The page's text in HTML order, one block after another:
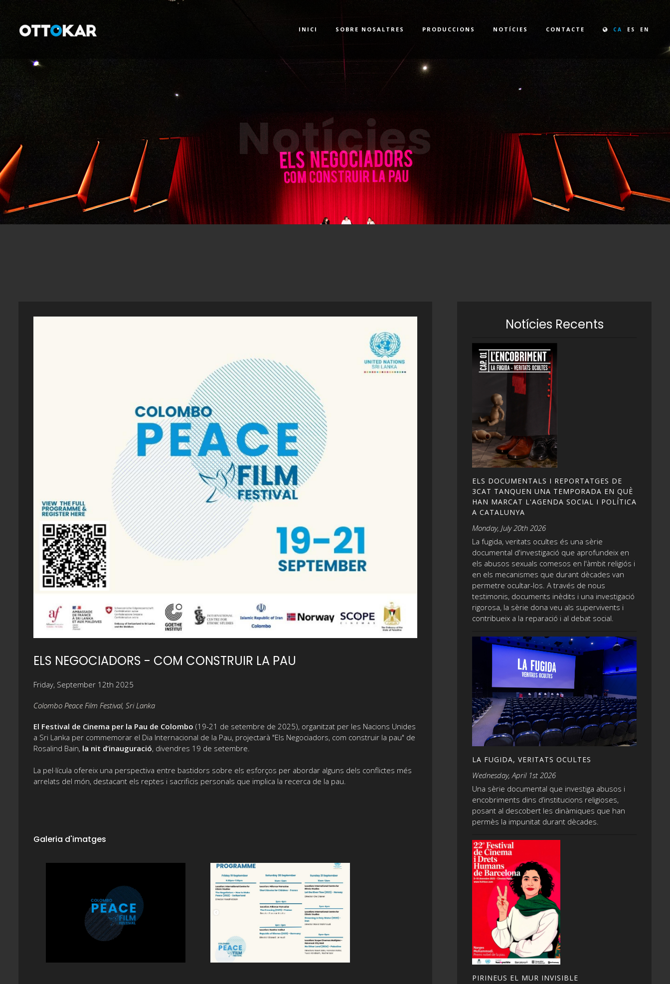
INICI SOBRE NOSALTRES PRODUCCIONS NOTÍCIES CONTACTE CA ES EN
Notícies
ELS NEGOCIADORS - COM CONSTRUIR LA PAU
Friday, September 12th 2025
Colombo Peace Film Festival, Sri Lanka
El Festival de Cinema per la Pau de Colombo (19-21 de setembre de 2025), organitzat per les Nacions Unides
a Sri Lanka per commemorar el Dia Internacional de la Pau, projectarà "Els Negociadors, com construir la pau" de
Rosalind Bain, la nit d’inauguració, divendres 19 de setembre.
La pel·lícula ofereix una perspectiva entre bastidors sobre els esforços per abordar alguns dels conflictes més
arrelats del món, destacant els reptes i sacrificis personals que implica la recerca de la pau.
Galeria d'imatges
Notícies Recents
ELS DOCUMENTALS I REPORTATGES DE
3CAT TANQUEN UNA TEMPORADA EN QUÈ
HAN MARCAT L'AGENDA SOCIAL I POLÍTICA
A CATALUNYA
Monday, July 20th 2026
La fugida, veritats ocultes és una sèrie
documental d'investigació que aprofundeix en
els abusos sexuals comesos en l'àmbit religiós i
en els mecanismes que durant dècades van
permetre ocultar-los. A través de nous
testimonis, documents inèdits i una investigació
rigorosa, la sèrie dona veu als supervivents i
contribueix a la reparació i al debat social.
LA FUGIDA, VERITATS OCULTES
Wednesday, April 1st 2026
Una sèrie documental que investiga abusos i
encobriments dins d’institucions religioses,
posant al descobert les dinàmiques que han
permès la impunitat durant dècades.
PIRINEUS EL MUR INVISIBLE